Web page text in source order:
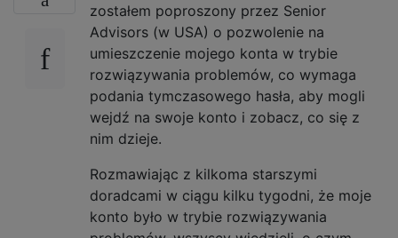
zostałem poproszony przez Senior
Advisors (w USA) o pozwolenie na
umieszczenie mojego konta w trybie
rozwiązywania problemów, co wymaga
podania tymczasowego hasła, aby mogli
wejdź na swoje konto i zobacz, co się z
nim dzieje.
Rozmawiając z kilkoma starszymi
doradcami w ciągu kilku tygodni, że moje
konto było w trybie rozwiązywania